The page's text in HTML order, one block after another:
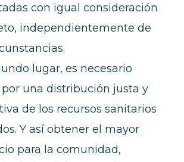
con igual consideración
independientemente de
lugar, es necesario
por una distribución justa y
de los recursos sanitarios
Y así obtener el mayor
para la comunidad,